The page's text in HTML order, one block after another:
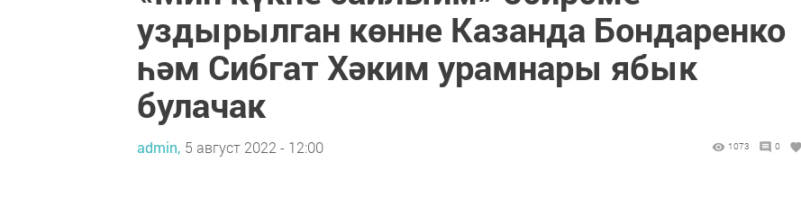
уздырылган көнне Казанда Бондаренко
һәм Сибгат Хәким урамнары ябык
булачак
admin, 5 август 2022 - 12:00 1073 0